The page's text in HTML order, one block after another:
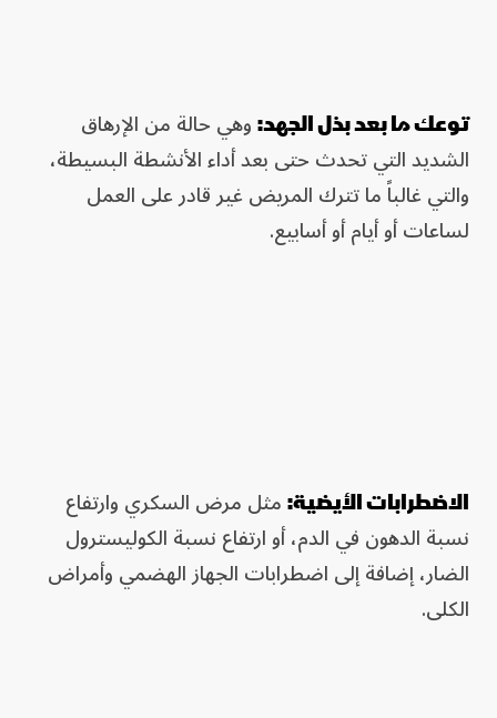
توعك ما بعد بذل الجهد:وهي حالة من الإرهاق
الشديد التي تحدث حتى بعد أداء الأنشطة البسيطة،
والتي غالباً ما تترك المريض غير قادر على العمل
لساعات أو أيام أو أسابيع.
الاضطرابات الأيضية:مثل مرض السكري وارتفاع
نسبة الدهون في الدم، أو ارتفاع نسبة الكوليسترول
الضار، إضافة إلى اضطرابات الجهاز الهضمي وأمراض
الكلى.